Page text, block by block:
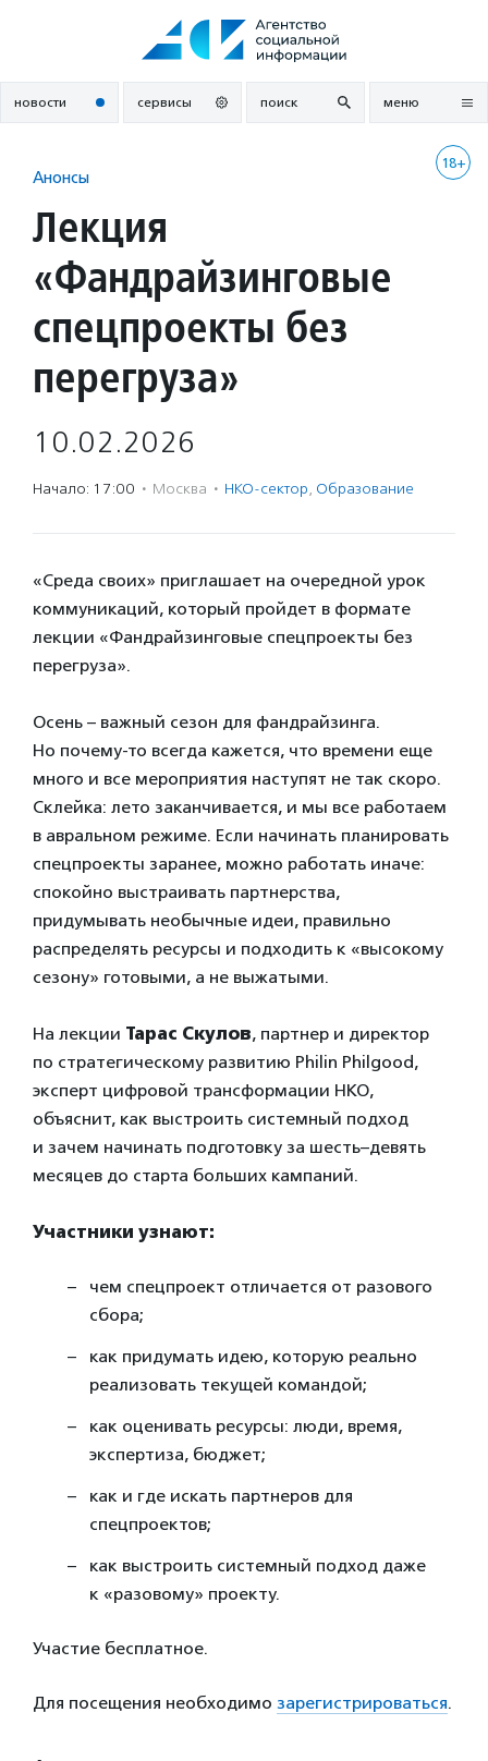
новости сервисы поиск меню
18+
Анонсы
Лекция
«Фандрайзинговые
спецпроекты без
перегруза»
10.02.2026
Начало: 17:00 · Москва · НКО-сектор, Образование
«Среда своих» приглашает на очередной урок
коммуникаций, который пройдет в формате
лекции «Фандрайзинговые спецпроекты без
перегруза».
Осень – важный сезон для фандрайзинга.
Но почему-то всегда кажется, что времени еще
много и все мероприятия наступят не так скоро.
Склейка: лето заканчивается, и мы все работаем
в авральном режиме. Если начинать планировать
спецпроекты заранее, можно работать иначе:
спокойно выстраивать партнерства,
придумывать необычные идеи, правильно
распределять ресурсы и подходить к «высокому
сезону» готовыми, а не выжатыми.
На лекции Тарас Скулов, партнер и директор
по стратегическому развитию Philin Philgood,
эксперт цифровой трансформации НКО,
объяснит, как выстроить системный подход
и зачем начинать подготовку за шесть–девять
месяцев до старта больших кампаний.
Участники узнают:
чем спецпроект отличается от разового
сбора;
как придумать идею, которую реально
реализовать текущей командой;
как оценивать ресурсы: люди, время,
экспертиза, бюджет;
как и где искать партнеров для
спецпроектов;
как выстроить системный подход даже
к «разовому» проекту.
Участие бесплатное.
Для посещения необходимо зарегистрироваться.